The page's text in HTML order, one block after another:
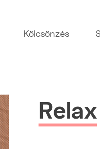
Kölcsönzés
Relax